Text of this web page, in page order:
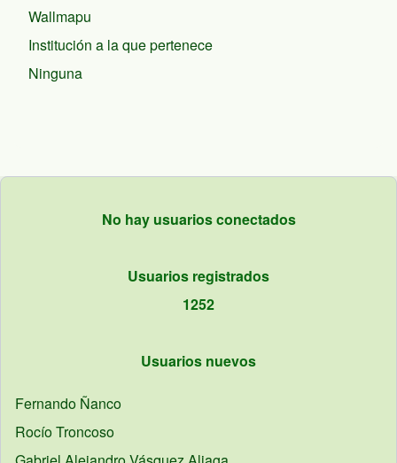
Wallmapu
Institución a la que pertenece
Ninguna
No hay usuarios conectados
Usuarios registrados
1252
Usuarios nuevos
Fernando Ñanco
RocíoTroncoso